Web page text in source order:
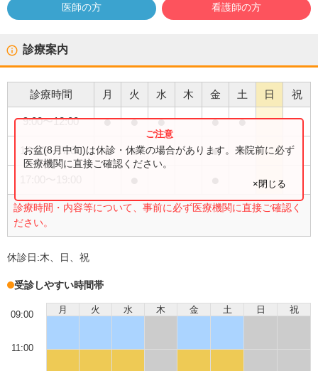
医師の方 看護師の方
診療案内
診療時間 月 火 水 木 金 土 日 祝
9:00〜12:00 ● ● ● ● ●
14:00〜17:00 ● ● ● ● ●
診療時間・内容等について、事前に必ず医療機関に直接ご確認く
ださい。
お盆(8月中旬)は休診・休業の場合があります。来院前に必ず
医療機関に直接ご確認ください。
×閉じる
休診日:木、日、祝
受診しやすい時間帯
月 火 水 木 金 土 日 祝
09:00
11:00